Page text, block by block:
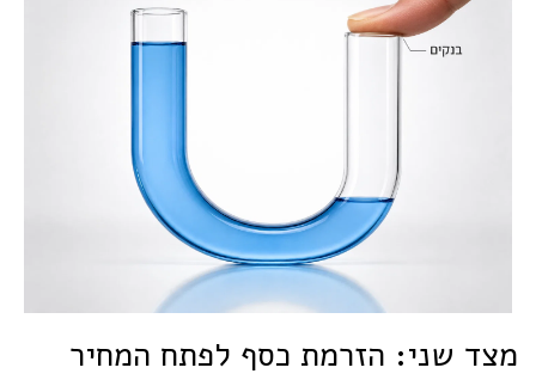
מצד שני: הזרמת כסף לפתח המחיר